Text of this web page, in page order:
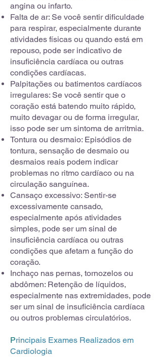
angina ou infarto.
Falta de ar: Se você sentir dificuldade
para respirar, especialmente durante
atividades físicas ou quando está em
repouso, pode ser indicativo de
insuficiência cardíaca ou outras
condições cardíacas.
Palpitações ou batimentos cardíacos
irregulares: Se você sentir que o
coração está batendo muito rápido,
muito devagar ou de forma irregular,
isso pode ser um sintoma de arritmia.
Tontura ou desmaio: Episódios de
tontura, sensação de desmaio ou
desmaios reais podem indicar
problemas no ritmo cardíaco ou na
circulação sanguínea.
Cansaço excessivo: Sentir-se
excessivamente cansado,
especialmente após atividades
simples, pode ser um sinal de
insuficiência cardíaca ou outras
condições que afetam a função do
coração.
Inchaço nas pernas, tornozelos ou
abdômen: Retenção de líquidos,
especialmente nas extremidades, pode
ser um sinal de insuficiência cardíaca
ou outros problemas circulatórios.
Principais Exames Realizados em
Cardiologia